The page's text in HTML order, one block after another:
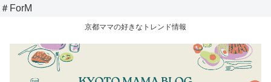
＃ForM
京都ママの好きなトレンド情報